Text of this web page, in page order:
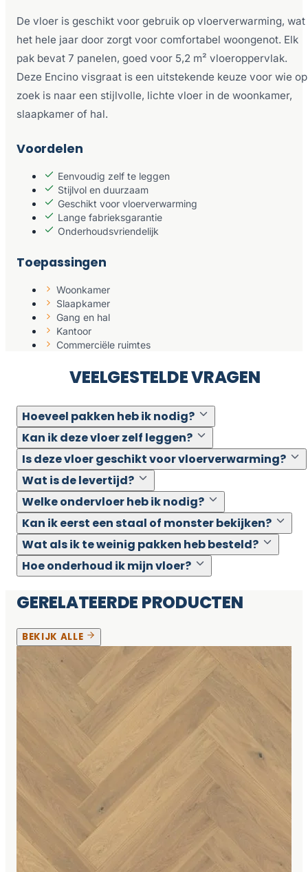
De vloer is geschikt voor gebruik op vloerverwarming, wat
het hele jaar door zorgt voor comfortabel woongenot. Elk
pak bevat 7 panelen, goed voor 5,2 m² vloeroppervlak.
Deze Encino visgraat is een uitstekende keuze voor wie op
zoek is naar een stijlvolle, lichte vloer in de woonkamer,
slaapkamer of hal.
Voordelen
Eenvoudig zelf te leggen
Stijlvol en duurzaam
Geschikt voor vloerverwarming
Lange fabrieksgarantie
Onderhoudsvriendelijk
Toepassingen
Woonkamer
Slaapkamer
Gang en hal
Kantoor
Commerciële ruimtes
VEELGESTELDE VRAGEN
Hoeveel pakken heb ik nodig?
Kan ik deze vloer zelf leggen?
Is deze vloer geschikt voor vloerverwarming?
Wat is de levertijd?
Welke ondervloer heb ik nodig?
Kan ik eerst een staal of monster bekijken?
Wat als ik te weinig pakken heb besteld?
Hoe onderhoud ik mijn vloer?
GERELATEERDE PRODUCTEN
BEKIJK ALLE